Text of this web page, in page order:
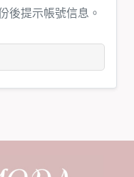
後提示帳號信息。